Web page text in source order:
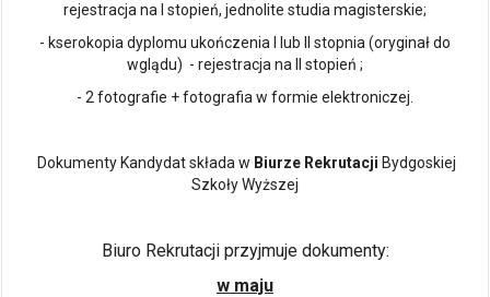
rejestracja na I stopień, jednolite studia magisterskie;
- kserokopia dyplomu ukończenia I lub II stopnia (oryginał do
wglądu) - rejestracja na II stopień ;
- 2 fotografie + fotografia w formie elektroniczej.
Dokumenty Kandydat składa w Biurze Rekrutacji Bydgoskiej
Szkoły Wyższej
Biuro Rekrutacji przyjmuje dokumenty:
w maju